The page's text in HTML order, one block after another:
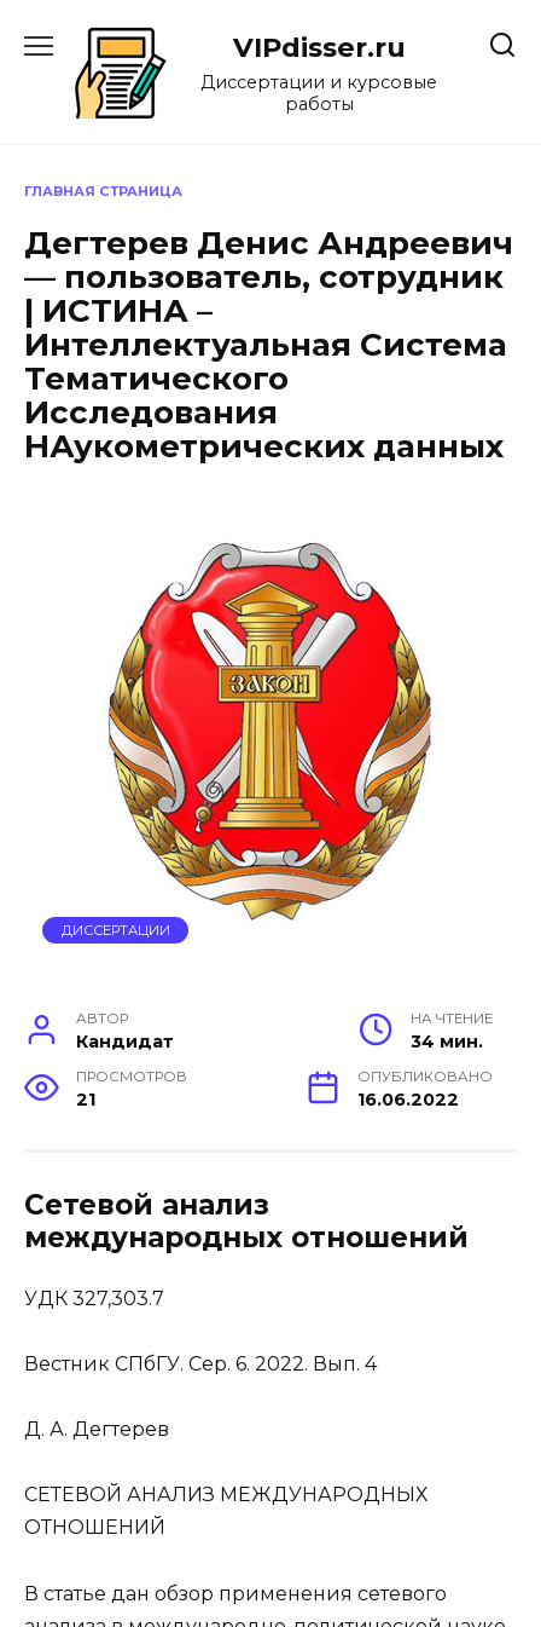
содержанию
VIPdisser.ru
Диссертации и курсовые
работы
ГЛАВНАЯ СТРАНИЦА
Дегтерев Денис Андреевич
— пользователь, сотрудник
| ИСТИНА –
Интеллектуальная Система
Тематического
Исследования
НАукометрических данных
ДИССЕРТАЦИИ
АВТОР
Кандидат
НА ЧТЕНИЕ
34 мин.
ПРОСМОТРОВ
21
ОПУБЛИКОВАНО
16.06.2022
Сетевой анализ
международных отношений
УДК 327,303.7
Вестник СПбГУ. Сер. 6. 2022. Вып. 4
Д. А. Дегтерев
СЕТЕВОЙ АНАЛИЗ МЕЖДУНАРОДНЫХ
ОТНОШЕНИЙ
В статье дан обзор применения сетевого